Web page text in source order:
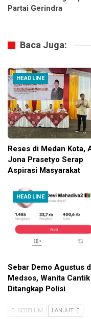
Partai Gerindra
Baca Juga:
HEADLINE
Reses di Medan Kota,
Jona Prasetyo Serap
Aspirasi Masyarakat
HEADLINE
Sebar Demo Agustus
Medsos, Wanita Cantik
Ditangkap Polisi
SEBELUM LANJUT